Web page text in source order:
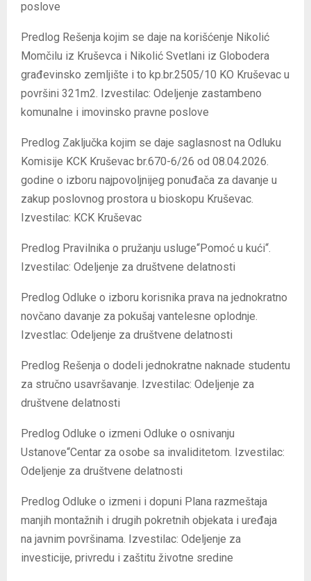
poslove
Predlog Rešenja kojim se daje na korišćenje Nikolić
Momčilu iz Kruševca i Nikolić Svetlani iz Globodera
građevinsko zemljište i to kp.br.2505/10 KO Kruševac u
površini 321m2. Izvestilac: Odeljenje zastambeno
komunalne i imovinsko pravne poslove
Predlog Zaključka kojim se daje saglasnost na Odluku
Komisije KCK Kruševac br.670-6/26 od 08.04.2026.
godine o izboru najpovoljnijeg ponuđača za davanje u
zakup poslovnog prostora u bioskopu Kruševac.
Izvestilac: KCK Kruševac
Predlog Pravilnika o pružanju usluge“Pomoć u kući“.
Izvestilac: Odeljenje za društvene delatnosti
Predlog Odluke o izboru korisnika prava na jednokratno
novčano davanje za pokušaj vantelesne oplodnje.
Izvestlac: Odeljenje za društvene delatnosti
Predlog Rešenja o dodeli jednokratne naknade studentu
za stručno usavršavanje. Izvestilac: Odeljenje za
društvene delatnosti
Predlog Odluke o izmeni Odluke o osnivanju
Ustanove“Centar za osobe sa invaliditetom. Izvestilac:
Odeljenje za društvene delatnosti
Predlog Odluke o izmeni i dopuni Plana razmeštaja
manjih montažnih i drugih pokretnih objekata i uređaja
na javnim površinama. Izvestilac: Odeljenje za
investicije, privredu i zaštitu životne sredine